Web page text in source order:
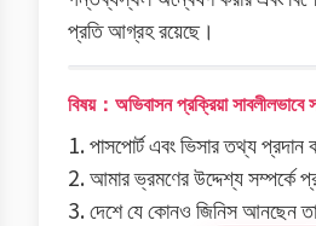
প্রতি আগ্রহ রয়েছে।
বিষয়：অভিবাসন প্রক্রিয়া
1. পাসপোর্ট এবং ভিসার তথ্য
2. আমার ভ্রমণের উদ্দেশ্য সম্পর্কে
3. দেশে যে কোনও জিনিস আনছেন